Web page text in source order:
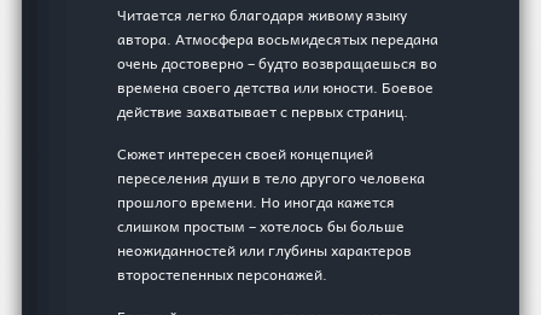
Читается легко благодаря живому языку
автора. Атмосфера восьмидесятых передана
очень достоверно – будто возвращаешься во
времена своего детства или юности. Боевое
действие захватывает с первых страниц.
Сюжет интересен своей концепцией
переселения души в тело другого человека
прошлого времени. Но иногда кажется
слишком простым – хотелось бы больше
неожиданностей или глубины характеров
второстепенных персонажей.